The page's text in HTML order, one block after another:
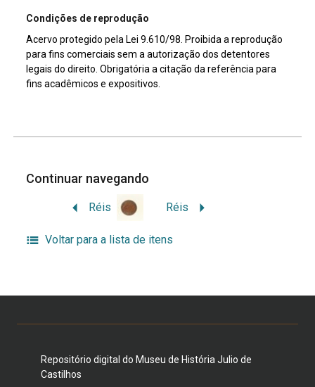
Condições de reprodução
Acervo protegido pela Lei 9.610/98. Proibida a reprodução
para fins comerciais sem a autorização dos detentores
legais do direito. Obrigatória a citação da referência para
fins acadêmicos e expositivos.
Continuar navegando
Réis Réis
Voltar para a lista de itens
Repositório digital do Museu de História Julio de
Castilhos